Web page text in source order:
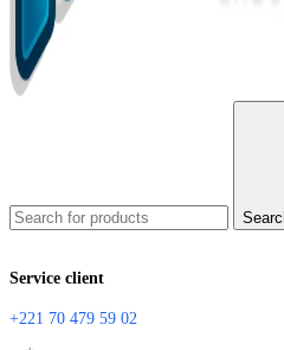
Service client
+221 70 479 59 02